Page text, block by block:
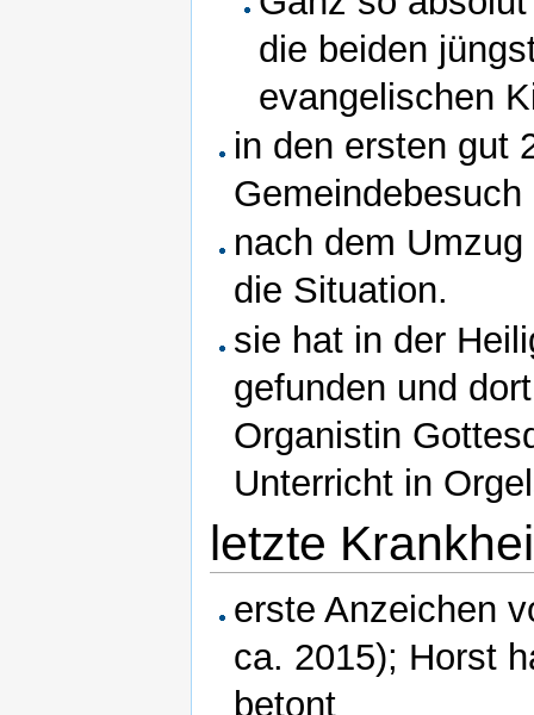
die beiden
evangelischen
in den ersten gut
nach dem
die Situation.
sie hat in der
gefunden und
Organistin
Unterricht in
letzte
erste Anzeichen
ca. 2015); Horst
betont